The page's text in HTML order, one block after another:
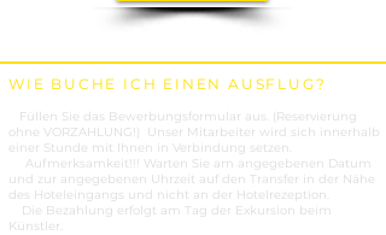
WIE BUCHE ICH EINEN AUSFLUG?
Füllen Sie das Bewerbungsformular aus. (Reservierung
ohne VORZAHLUNG!) Unser Mitarbeiter wird sich innerhalb
einer Stunde mit Ihnen in Verbindung setzen.
Aufmerksamkeit!!! Warten Sie am angegebenen Datum
und zur angegebenen Uhrzeit auf den Transfer in der Nähe
des Hoteleingangs und nicht an der Hotelrezeption.
Die Bezahlung erfolgt am Tag der Exkursion beim
Künstler.